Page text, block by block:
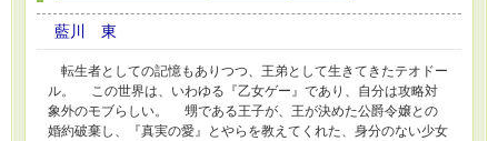
藍川 東
転生者としての記憶もありつつ、王弟として生きてきたテオドー
ル。 この世界は、いわゆる『乙女ゲー』であり、自分は攻略対
象外のモブらしい。 甥である王子が、王が決めた公爵令嬢との
婚約破棄し、『真実の愛』とやらを教えてくれた、身分のない少女